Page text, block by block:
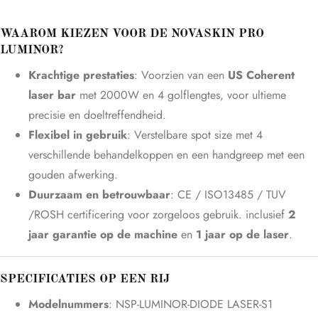
WAAROM KIEZEN VOOR DE NOVASKIN PRO
LUMINOR?
Krachtige prestaties: Voorzien van een US Coherent
laser bar met 2000W en 4 golflengtes, voor ultieme
precisie en doeltreffendheid.
Flexibel in gebruik: Verstelbare spot size met 4
verschillende behandelkoppen en een handgreep met een
gouden afwerking.
Duurzaam en betrouwbaar: CE / ISO13485 / TUV
/ROSH certificering voor zorgeloos gebruik. inclusief 2
jaar garantie op de machine en 1 jaar op de laser.
SPECIFICATIES OP EEN RIJ
Modelnummers: NSP-LUMINOR-DIODE LASER-S1